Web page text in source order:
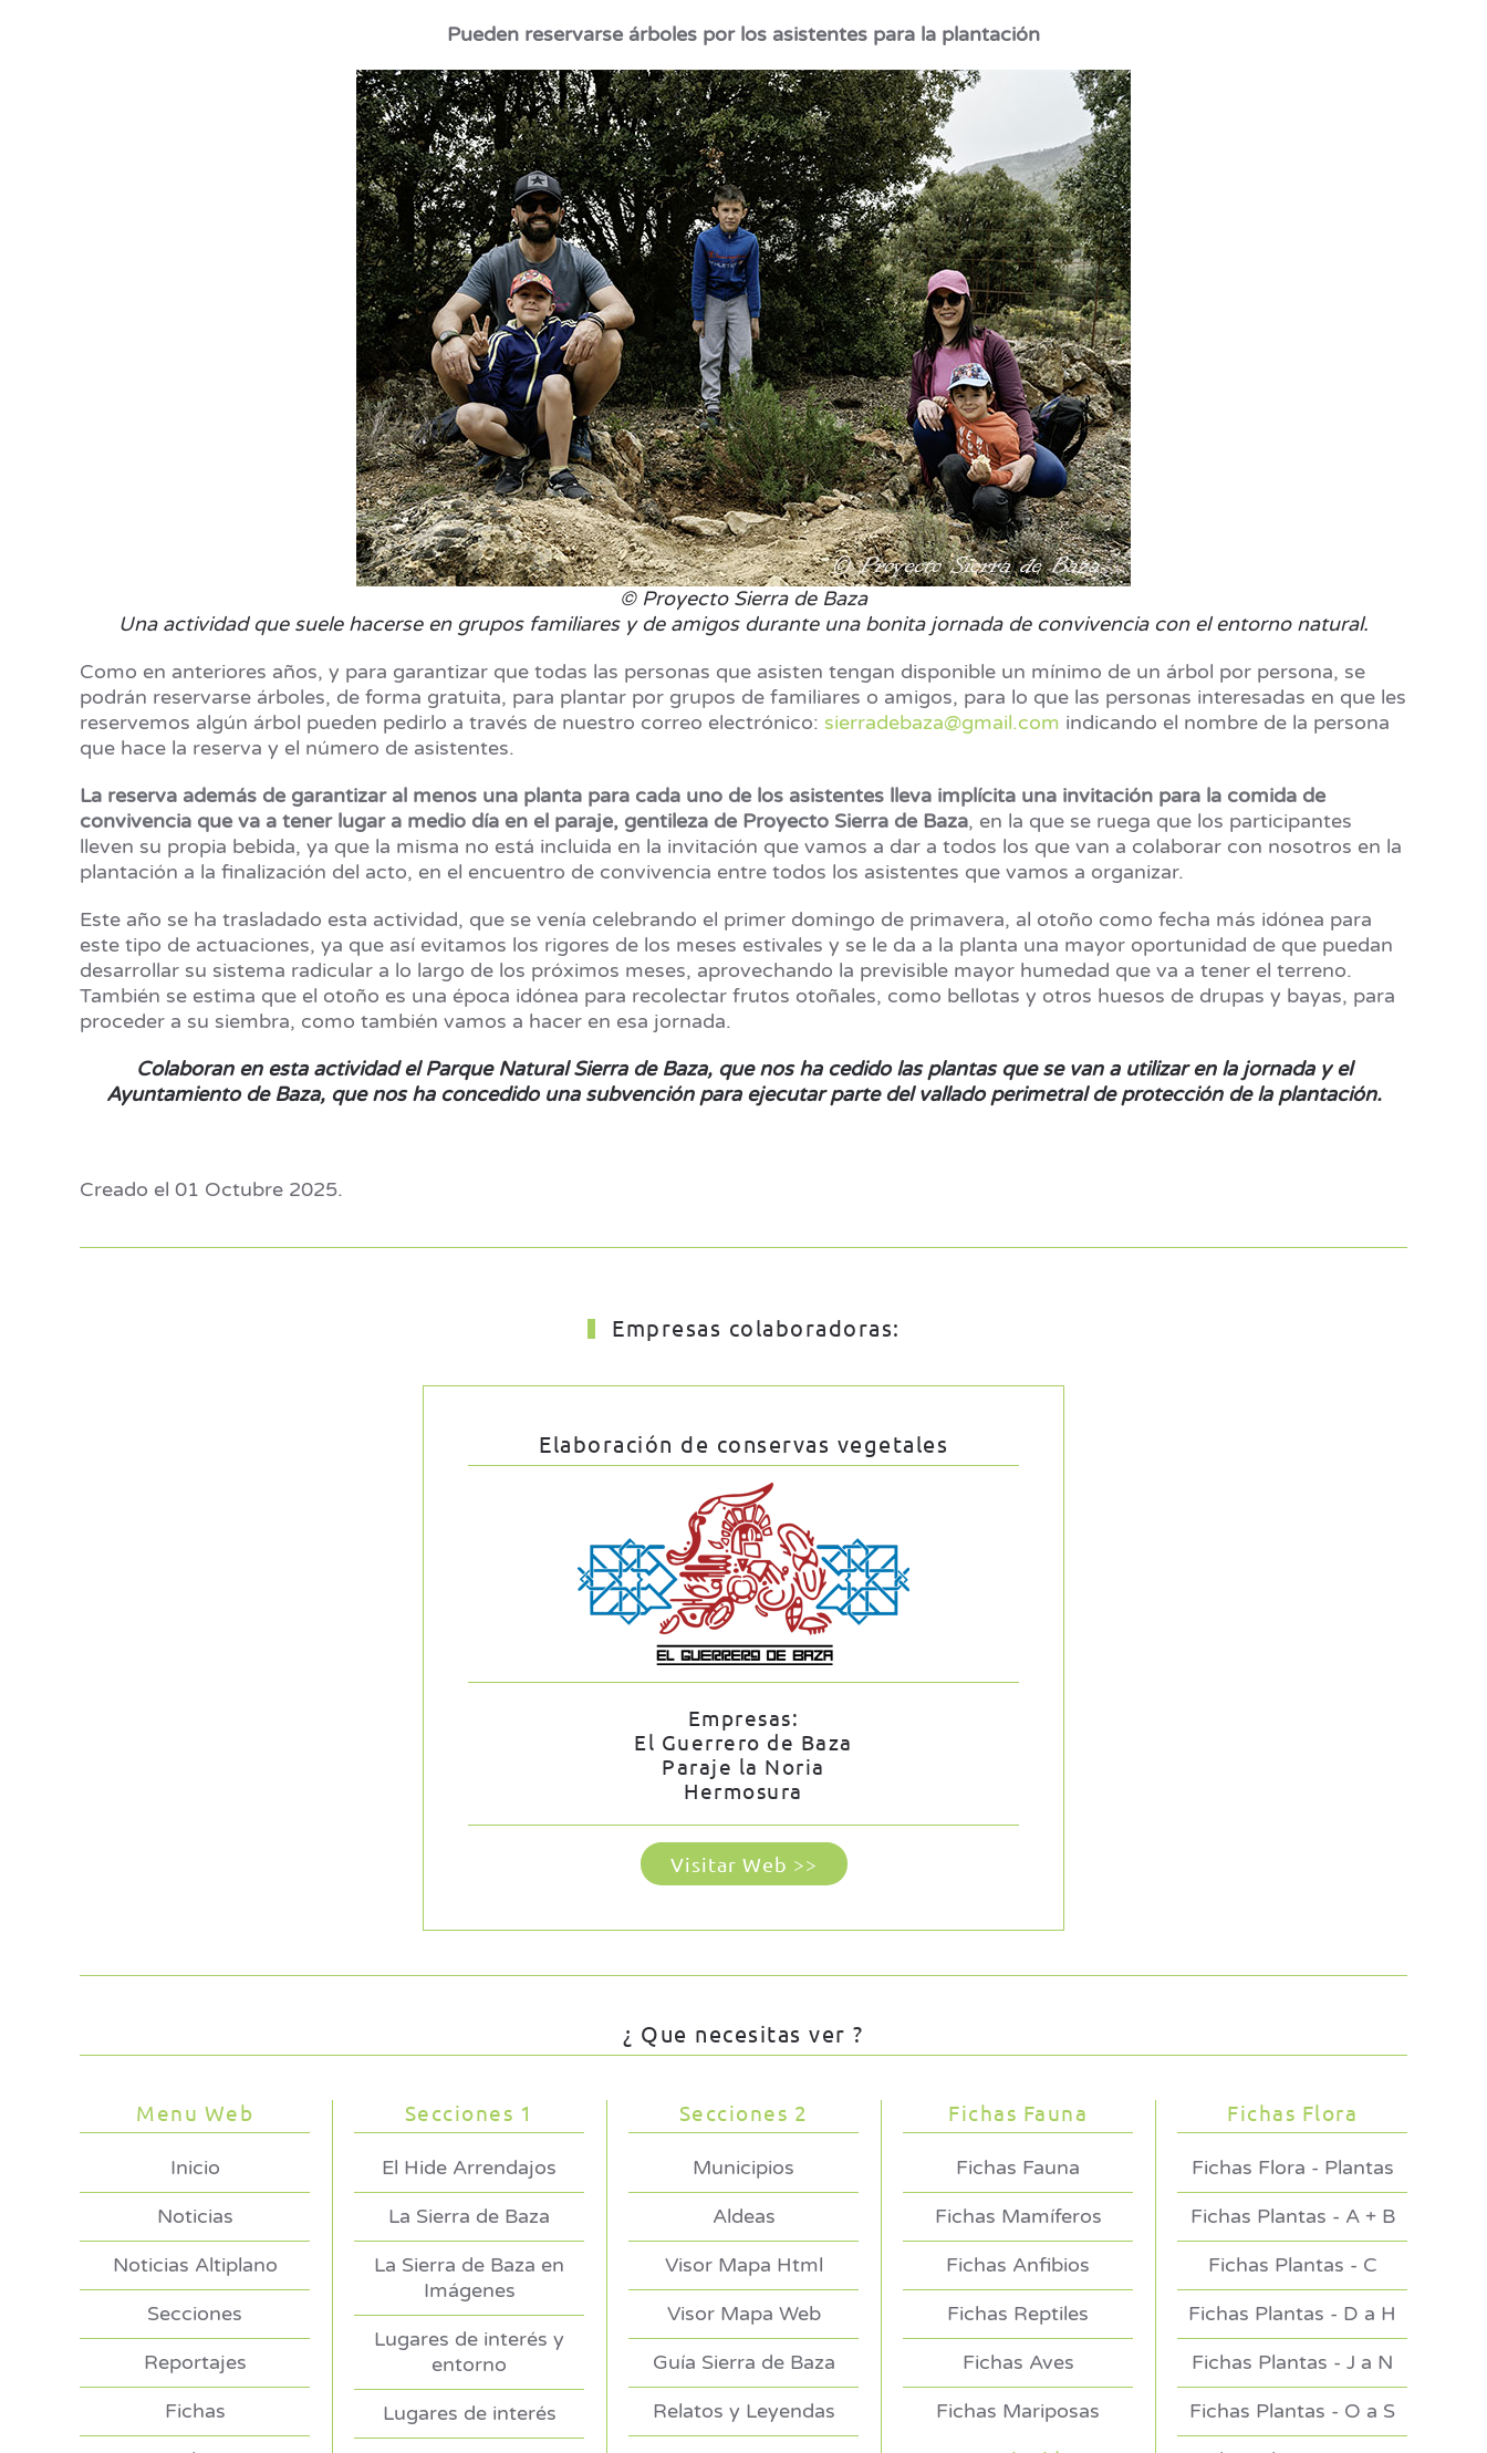
Pueden reservarse árboles por los asistentes para la plantación
© Proyecto Sierra de Baza
Una actividad que suele hacerse en grupos familiares y de amigos durante una bonita jornada de convivencia con el entorno natural.
Como en anteriores años, y para garantizar que todas las personas que asisten tengan disponible un mínimo de un árbol por persona, se
podrán reservarse árboles, de forma gratuita, para plantar por grupos de familiares o amigos, para lo que las personas interesadas en que les
reservemos algún árbol pueden pedirlo a través de nuestro correo electrónico: sierradebaza@gmail.com indicando el nombre de la persona
que hace la reserva y el número de asistentes.
La reserva además de garantizar al menos una planta para cada uno de los asistentes lleva implícita una invitación para la comida de
convivencia que va a tener lugar a medio día en el paraje, gentileza de Proyecto Sierra de Baza, en la que se ruega que los participantes
lleven su propia bebida, ya que la misma no está incluida en la invitación que vamos a dar a todos los que van a colaborar con nosotros en la
plantación a la finalización del acto, en el encuentro de convivencia entre todos los asistentes que vamos a organizar.
Este año se ha trasladado esta actividad, que se venía celebrando el primer domingo de primavera, al otoño como fecha más idónea para
este tipo de actuaciones, ya que así evitamos los rigores de los meses estivales y se le da a la planta una mayor oportunidad de que puedan
desarrollar su sistema radicular a lo largo de los próximos meses, aprovechando la previsible mayor humedad que va a tener el terreno.
También se estima que el otoño es una época idónea para recolectar frutos otoñales, como bellotas y otros huesos de drupas y bayas, para
proceder a su siembra, como también vamos a hacer en esa jornada.
Colaboran en esta actividad el Parque Natural Sierra de Baza, que nos ha cedido las plantas que se van a utilizar en la jornada y el
Ayuntamiento de Baza, que nos ha concedido una subvención para ejecutar parte del vallado perimetral de protección de la plantación.
Creado el 01 Octubre 2025.
Empresas colaboradoras:
Elaboración de conservas vegetales
Empresas:
El Guerrero de Baza
Paraje la Noria
Hermosura
Visitar Web >>
¿ Que necesitas ver ?
Menu Web
Inicio
Noticias
Noticias Altiplano
Secciones
Reportajes
Fichas
Secciones 1
El Hide Arrendajos
La Sierra de Baza
La Sierra de Baza en
Imágenes
Lugares de interés y
entorno
Lugares de interés
Secciones 2
Municipios
Aldeas
Visor Mapa Html
Visor Mapa Web
Guía Sierra de Baza
Relatos y Leyendas
Fichas Fauna
Fichas Fauna
Fichas Mamíferos
Fichas Anfibios
Fichas Reptiles
Fichas Aves
Fichas Mariposas
Fichas Flora
Fichas Flora - Plantas
Fichas Plantas - A + B
Fichas Plantas - C
Fichas Plantas - D a H
Fichas Plantas - J a N
Fichas Plantas - O a S